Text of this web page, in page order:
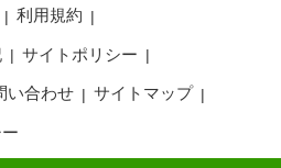
ログイン
利用規約
サイトポリシー
い合わせ サイトマップ